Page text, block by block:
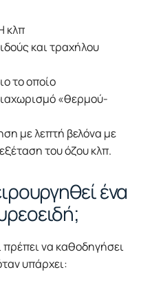
κλπ
και τραχήλου
το οποίο
«θερμού-
με λεπτή βελόνα με
του όζου κλπ.
ένα
πρέπει να καθοδηγήσει
υπάρχει: